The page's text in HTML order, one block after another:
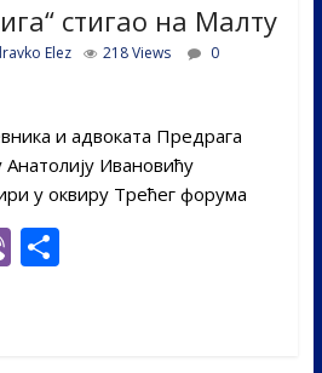
стигао на Малту
Elez 218 Views
0
и адвоката Предрага
Ивановићу
у оквиру Трећег форума
Vi S